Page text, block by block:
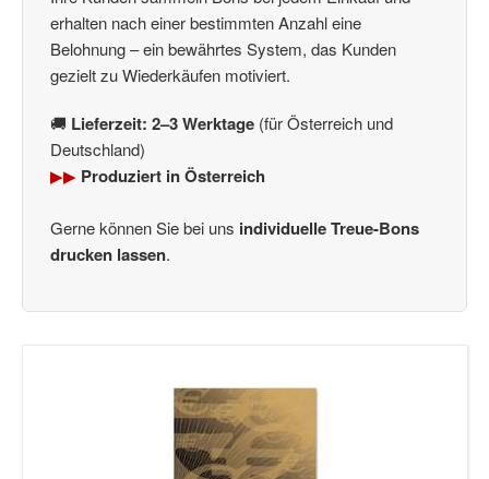
erhalten nach einer bestimmten Anzahl eine
Belohnung – ein bewährtes System, das Kunden
gezielt zu Wiederkäufen motiviert.
🚚 Lieferzeit: 2–3 Werktage (für Österreich und
Deutschland)
▶▶ Produziert in Österreich
Gerne können Sie bei uns individuelle Treue-Bons
drucken lassen.